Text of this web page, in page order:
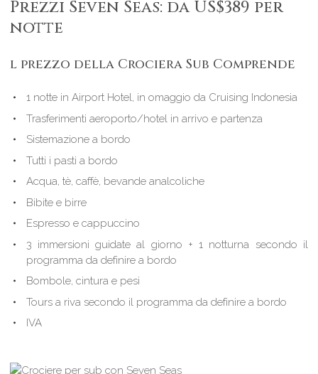
Prezzi Seven Seas: da US$389 per
notte
l prezzo della Crociera Sub Comprende
1 notte in Airport Hotel, in omaggio da Cruising Indonesia
Trasferimenti aeroporto/hotel in arrivo e partenza
Sistemazione a bordo
Tutti i pasti a bordo
Acqua, tè, caffè, bevande analcoliche
Bibite e birre
Espresso e cappuccino
3 immersioni guidate al giorno + 1 notturna secondo il
programma da definire a bordo
Bombole, cintura e pesi
Tours a riva secondo il programma da definire a bordo
IVA